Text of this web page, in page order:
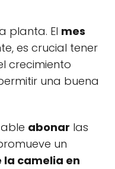
planta. El mes
es crucial tener
crecimiento
una buena
abonar las
un
camelia en